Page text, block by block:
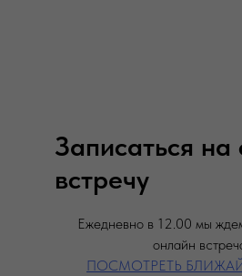
Записаться
встречу
Ежедневно в 12.00 мы
онлайн
ПОСМОТРЕТЬ